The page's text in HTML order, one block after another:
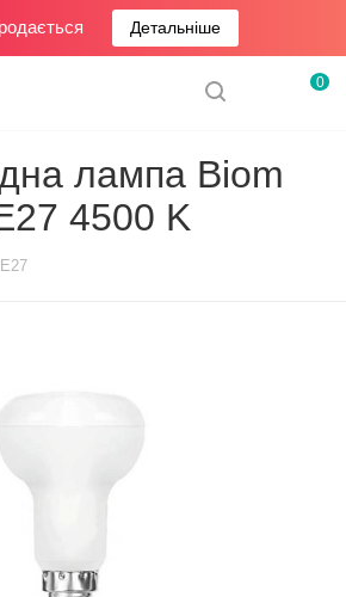
Детальніше
0
лампа Biom
4500 K